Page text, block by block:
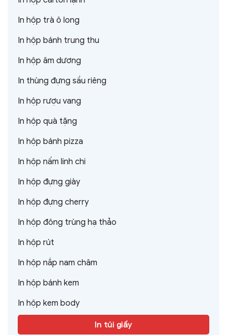
In hộp trà ô long
In hộp bánh trung thu
In hộp âm dương
In thùng đựng sầu riêng
In hộp rượu vang
In hộp quà tặng
In hộp bánh pizza
In hộp nấm linh chi
In hộp đựng giày
In hộp đựng cherry
In hộp đông trùng hạ thảo
In hộp rút
In hộp nắp nam châm
In hộp bánh kem
In hộp kem body
In túi giấy